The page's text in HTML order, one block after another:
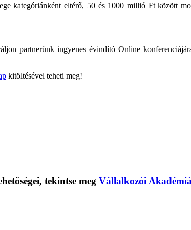
kategóriánként eltérő, 50 és 1000 millió Ft között
partnerünk ingyenes évindító Online
kitöltésével teheti meg!
tekintse meg Vállalkozói